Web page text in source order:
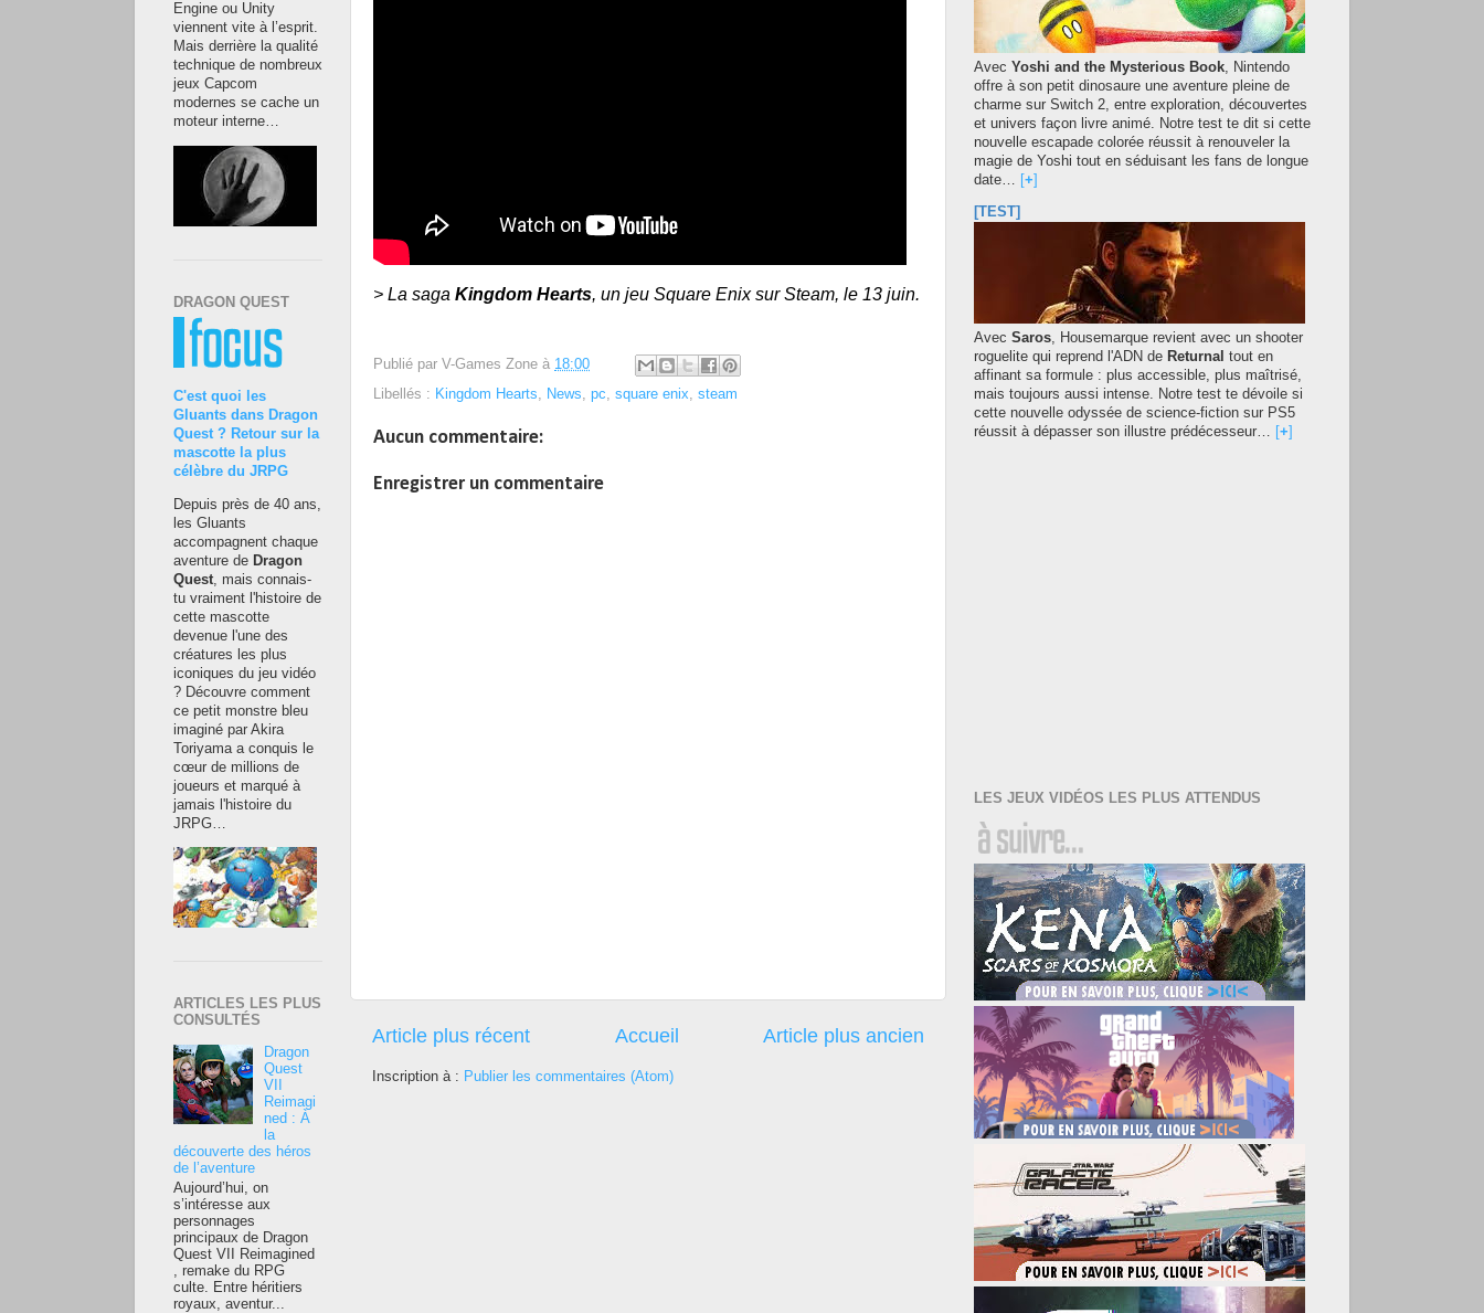
> La saga Kingdom Hearts, un jeu Square Enix sur Steam, le 13 juin.
Publié par V-Games Zone à 18:00
Libellés : Kingdom Hearts News pc square enix steam
Aucun commentaire:
Enregistrer un commentaire
Article plus récent Article plus ancien
Accueil
Inscription à : Publier les commentaires (Atom)
Engine ou Unity
viennent vite à l’esprit.
Mais derrière la qualité
technique de nombreux
jeux Capcom
modernes se cache un
moteur interne…
DRAGON QUEST
C'est quoi les
Gluants dans Dragon
Quest ? Retour sur la
mascotte la plus
célèbre du JRPG
Depuis près de 40 ans,
les Gluants
accompagnent chaque
aventure de Dragon
Quest , mais connais-
tu vraiment l'histoire de
cette mascotte
devenue l'une des
créatures les plus
iconiques du jeu vidéo
? Découvre comment
ce petit monstre bleu
imaginé par Akira
Toriyama a conquis le
cœur de millions de
joueurs et marqué à
jamais l'histoire du
JRPG…
ARTICLES LES PLUS
CONSULTÉS
Dragon
Quest
VII
Reimagi
ned : À
la
découverte des héros
de l’aventure
Aujourd’hui, on
s’intéresse aux
personnages
principaux de Dragon
Quest VII Reimagined
, remake du RPG
culte. Entre héritiers
royaux, aventur...
Avec Yoshi and the Mysterious Book, Nintendo
offre à son petit dinosaure une aventure pleine de
charme sur Switch 2, entre exploration, découvertes
et univers façon livre animé. Notre test te dit si cette
nouvelle escapade colorée réussit à renouveler la
magie de Yoshi tout en séduisant les fans de longue
date… [+]
[TEST]
Avec Saros, Housemarque revient avec un shooter
roguelite qui reprend l'ADN de Returnal tout en
affinant sa formule : plus accessible, plus maîtrisé,
mais toujours aussi intense. Notre test te dévoile si
cette nouvelle odyssée de science-fiction sur PS5
réussit à dépasser son illustre prédécesseur…
+
LES JEUX VIDÉOS LES PLUS ATTENDUS